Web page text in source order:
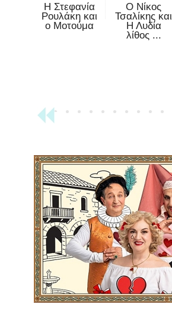
Η Στεφανία
Ρουλάκη και
ο Μοτούμα
Ο Νίκος
Τσαλίκης και
Η Λυδία
λίθος ...